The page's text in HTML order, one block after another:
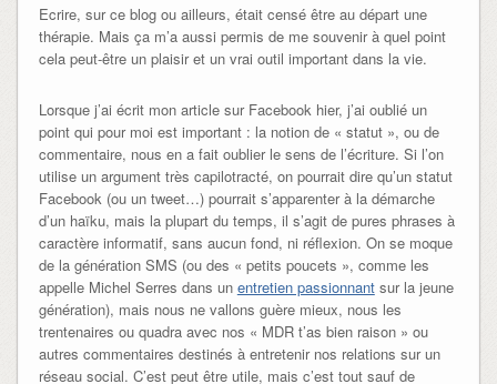
Ecrire, sur ce blog ou ailleurs, était censé être au départ une
thérapie. Mais ça m’a aussi permis de me souvenir à quel point
cela peut-être un plaisir et un vrai outil important dans la vie.
Lorsque j’ai écrit mon article sur Facebook hier, j’ai oublié un
point qui pour moi est important : la notion de « statut », ou de
commentaire, nous en a fait oublier le sens de l’écriture. Si l’on
utilise un argument très capilotracté, on pourrait dire qu’un statut
Facebook (ou un tweet…) pourrait s’apparenter à la démarche
d’un haïku, mais la plupart du temps, il s’agit de pures phrases à
caractère informatif, sans aucun fond, ni réflexion. On se moque
de la génération SMS (ou des « petits poucets », comme les
appelle Michel Serres dans un entretien passionnantsur la jeune
génération), mais nous ne vallons guère mieux, nous les
trentenaires ou quadra avec nos « MDR t’as bien raison » ou
autres commentaires destinés à entretenir nos relations sur un
réseau social. C’est peut être utile, mais c’est tout sauf de